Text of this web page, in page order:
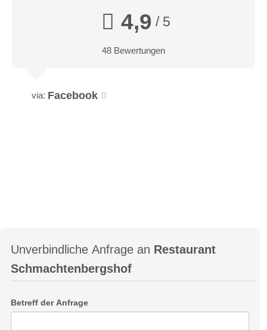
4,9 / 5
48 Bewertungen
via: Facebook
Unverbindliche Anfrage an Restaurant
Schmachtenbergshof
Betreff der Anfrage